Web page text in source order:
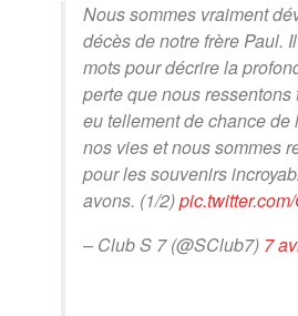
Nous sommes vraiment
décès de notre frère Paul.
mots pour décrire la
perte que nous
eu tellement de chance de
nos vies et nous sommes
pour les souvenirs
avons. (1/2)
– Club S 7 (@SClub7) 7